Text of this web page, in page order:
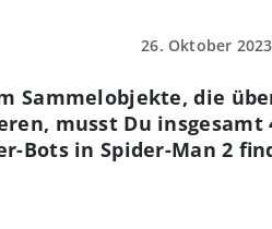
26. Oktober 2023
Sammelobjekte, die
musst Du insgesamt
Bots in Spider-Man 2